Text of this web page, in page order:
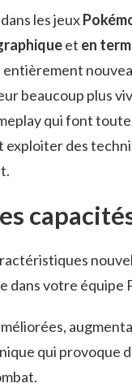
les jeux
et en
beaucoup plus
qui font
des
dans votre équipe
qui provoque